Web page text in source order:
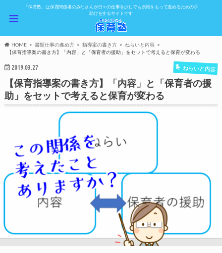
「保育塾」は保育関係者のみなさんが日々の仕事を少しでも余裕をもって進めるための手
助けをするサイトです
HOME 書類仕事の進め方 指導案の書き方
ねらいと内容
【保育指導案の書き方】「内容」と「保育者の援助」をセットで考えると保育が変わる
2019.03.27 ねらいと内容
【保育指導案の書き方】「内容」と「保育者の援
助」をセットで考えると保育が変わる